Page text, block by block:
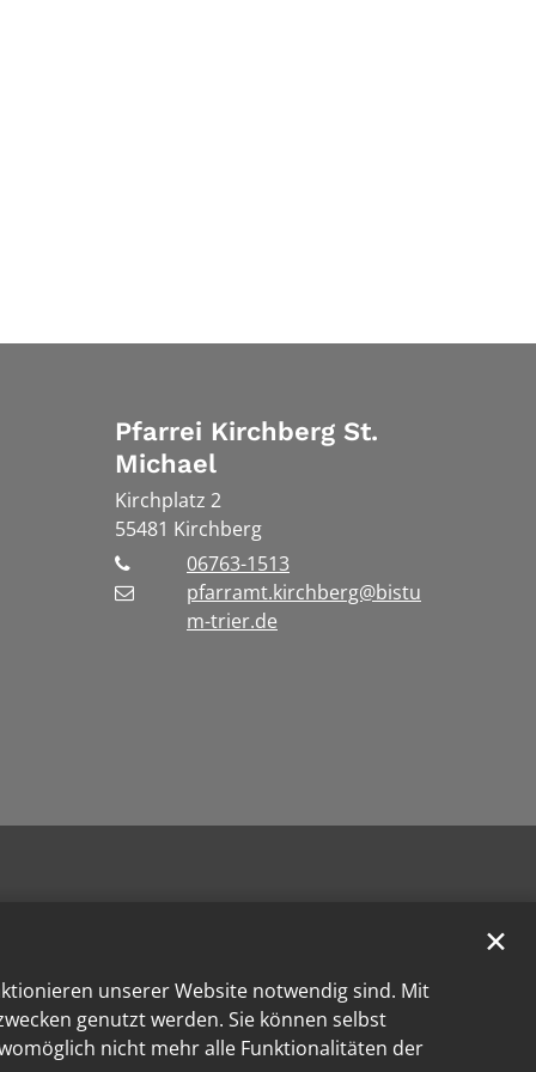
unserer Website notwendig sind. Mit
genutzt werden. Sie können selbst
nicht mehr alle Funktionalitäten der
✕
Pfarrei Kirchberg St.
Michael
Kirchplatz 2
55481 Kirchberg
06763-1513
pfarramt.kirchberg@bistu
m-trier.de